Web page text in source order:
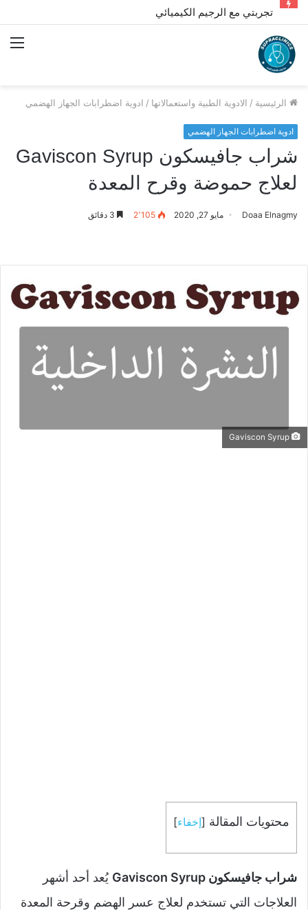
تجربتي مع الرجيم الكيميائي
الرئيسية / الادوية الطبية واستعمالاتها / ادوية اضطرابات الجهاز الهضمي
ادوية اضطرابات الجهاز الهضمي
شراب جافيسكون Gaviscon Syrup
لعلاج حموضة وقرح المعدة
Doaa Elnagmy مايو 27, 2020 2٬105
محتويات المقالة [إخفاء]
شراب جافيسكون Gaviscon Syrup
يُعد أحد أشهر
العلاجات التي تستخدم لعلاج عسر الهضم وقرحة المعدة